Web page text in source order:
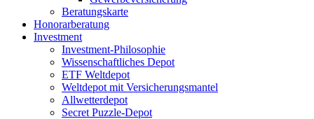
Beratungskarte
Honorarberatung
Investment
Investment-Philosophie
Wissenschaftliches Depot
ETF Weltdepot
Weltdepot mit Versicherungsmantel
Allwetterdepot
Secret Puzzle-Depot